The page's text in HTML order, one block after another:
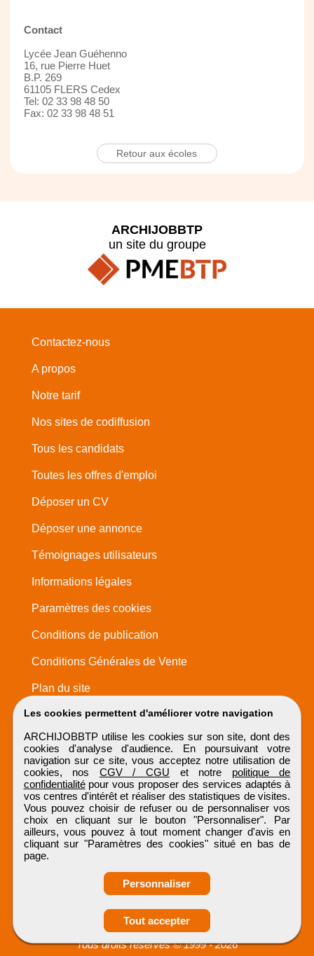
Contact
Lycée Jean Guéhenno
16, rue Pierre Huet
B.P. 269
61105 FLERS Cedex
Tel: 02 33 98 48 50
Fax: 02 33 98 48 51
Retour aux écoles
Les cookies permettent d'améliorer votre navigation
ARCHIJOBBTP utilise les cookies sur son site, dont des
cookies d'analyse d'audience. En poursuivant votre
navigation sur ce site, vous acceptez notre utilisation de
cookies, nos CGV / CGU et notre politique de
confidentialitépour vous proposer des services adaptés à
vos centres d'intérêt et réaliser des statistiques de visites.
Vous pouvez choisir de refuser ou de personnaliser vos
choix en cliquant sur le bouton "Personnaliser". Par
ailleurs, vous pouvez à tout moment changer d'avis en
cliquant sur "Paramètres des cookies" situé en bas de
page.
Personnaliser
Tout accepter
ARCHIJOBBTP
un site du groupe
Contactez-nous
A propos
Notre tarif
Nos sites de codiffusion
Tous les candidats
Toutes les offres d'emploi
Déposer un CV
Déposer une annonce
Témoignages utilisateurs
Informations légales
Paramètres des cookies
Conditions de publication
Conditions Générales de Vente
Plan du site
ARCHIJOBBTP
Tous droits réservés © 1999 - 2026